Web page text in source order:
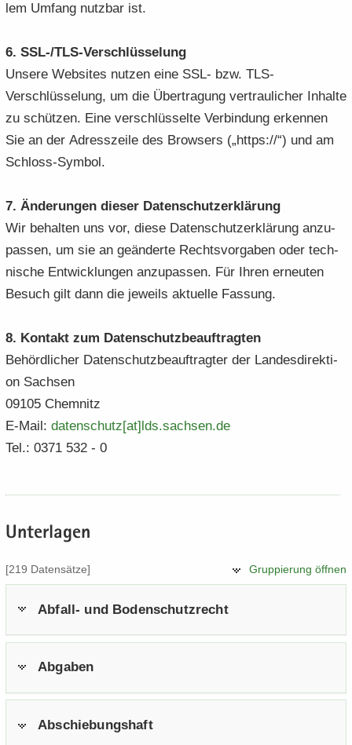
lem Um­fang nutz­bar ist.
6. SSL-/TLS-​Verschlüsselung
Un­se­re Web­sites nut­zen eine SSL- bzw. TLS-​
Verschlüsselung, um die Über­tra­gung ver­trau­li­cher In­hal­te
zu schüt­zen. Eine ver­schlüs­sel­te Ver­bin­dung er­ken­nen
Sie an der Adress­zei­le des Brow­sers („https://“) und am
Schloss-​Symbol.
7. Än­de­run­gen die­ser Da­ten­schutz­er­klä­rung
Wir be­hal­ten uns vor, diese Da­ten­schutz­er­klä­rung an­zu­
pas­sen, um sie an ge­än­der­te Rechts­vor­ga­ben oder tech­
ni­sche Ent­wick­lun­gen an­zu­pas­sen. Für Ihren er­neu­ten
Be­such gilt dann die je­weils ak­tu­el­le Fas­sung.
8. Kon­takt zum Da­ten­schutz­be­auf­trag­ten
Be­hörd­li­cher Da­ten­schutz­be­auf­trag­ter der Lan­des­di­rek­ti­
on Sach­sen
09105 Chem­nitz
E-​Mail: da­ten­schutz[at]lds.​sachsen.​de
Tel.: 0371 532 - 0
Un­ter­la­gen
Grup­pie­rung öff­nen
[219 Da­ten­sät­ze]
Abfall-​ und Bo­den­schutz­recht
Ab­ga­ben
Ab­schie­bungs­haft